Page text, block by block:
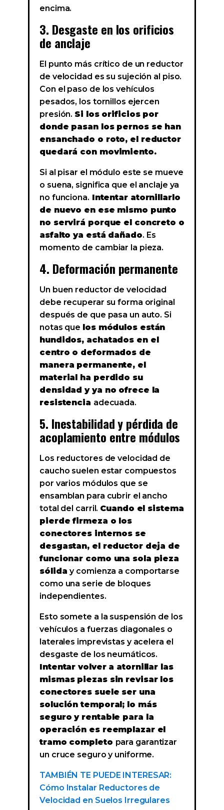
encima.
3. Desgaste en los orificios
de anclaje
El punto más crítico de un reductor
de velocidad es su sujeción al piso.
Con el paso de los vehículos
pesados, los tornillos ejercen
presión. Si los orificios por
donde pasan los pernos se han
ensanchado o roto, el reductor
quedará con movimiento.
Si al pisar el módulo este se mueve
o suena, significa que el anclaje ya
no funciona. Intentar atornillarlo
de nuevo en ese mismo punto
no servirá porque el concreto o
asfalto ya está dañado. Es
momento de cambiar la pieza.
4. Deformación permanente
Un buen reductor de velocidad
debe recuperar su forma original
después de que pasa un auto. Si
notas que los módulos están
hundidos, achatados en el
centro o deformados de
manera permanente, el
material ha perdido su
densidad y ya no ofrece la
resistencia adecuada.
5. Inestabilidad y pérdida de
acoplamiento entre módulos
Los reductores de velocidad de
caucho suelen estar compuestos
por varios módulos que se
ensamblan para cubrir el ancho
total del carril. Cuando el sistema
pierde firmeza o los
conectores internos se
desgastan, el reductor deja de
funcionar como una sola pieza
sóliday comienza a comportarse
como una serie de bloques
independientes.
Esto somete a la suspensión de los
vehículos a fuerzas diagonales o
laterales imprevistas y acelera el
desgaste de los neumáticos.
Intentar volver a atornillar las
mismas piezas sin revisar los
conectores suele ser una
solución temporal; lo más
seguro y rentable para la
operación es reemplazar el
tramo completo para garantizar
un cruce seguro y uniforme.
TAMBIÉN TE PUEDE INTERESAR:
Cómo Instalar Reductores de
Velocidad en Suelos Irregulares